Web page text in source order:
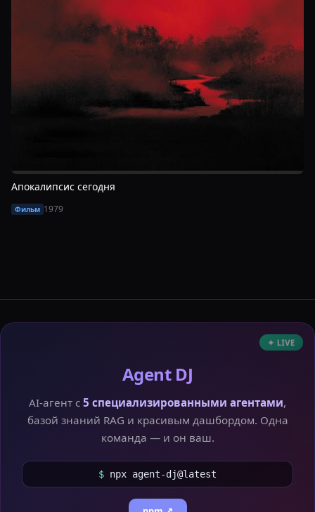
Апокалипсис сегодня
Фильм 1979
✦ LIVE
Agent DJ
AI-агент с 5 специализированными агентами,
базой знаний RAG и красивым дашбордом. Одна
команда — и он ваш.
$ npx agent-dj@latest